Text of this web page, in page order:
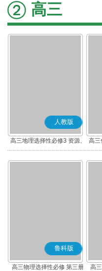
高三
人教版
高三地理选择性必修3 资源、
环境与国家安全
高三
鲁科版
高三物理选择性必修 第三册 高